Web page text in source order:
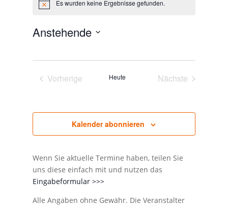
HinweisEs wurden keine Ergebnisse gefunden.
Anstehende
Vorherige
Heute
Nächste
Kalender abonnieren
Wenn Sie aktuelle Termine haben, teilen Sie
uns diese einfach mit und nutzen das
Eingabeformular >>>
Alle Angaben ohne Gewähr. Die Veranstalter